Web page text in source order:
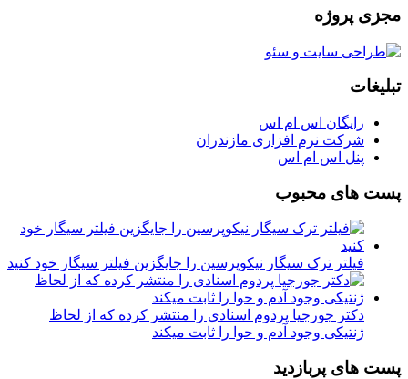
مجزی پروژه
تبلیغات
رایگان اس ام اس
شرکت نرم افزاری مازندران
پنل اس ام اس
پست های محبوب
فیلتر ترک سیگار نیکوپرسین را جایگزین فیلتر سیگار خود کنید
دکتر جورجیا پردوم اسنادی را منتشر کرده که از لحاظ
ژنتیکی وجود آدم و حوا را ثابت میکند
پست های پربازدید